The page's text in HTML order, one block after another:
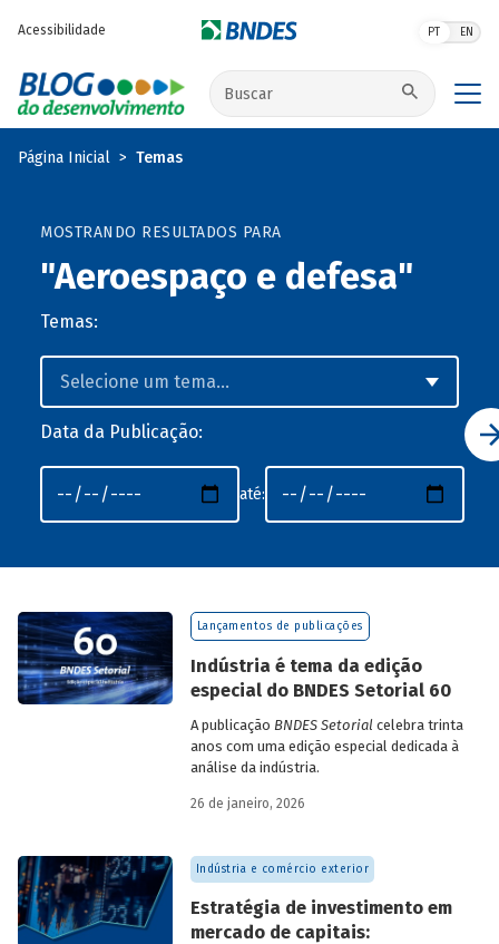
Acessibilidade PT EN
Buscar no site
Página Inicial Temas
MOSTRANDO RESULTADOS PARA
"Aeroespaço e defesa"
Temas:
Data da Publicação:
até:
Lançamentos de publicações
Indústria é tema da edição
especial do BNDES Setorial 60
A publicação BNDES Setorialcelebra trinta
anos com uma edição especial dedicada à
análise da indústria.
26 de janeiro, 2026
Indústria e comércio exterior
Estratégia de investimento em
mercado de capitais: